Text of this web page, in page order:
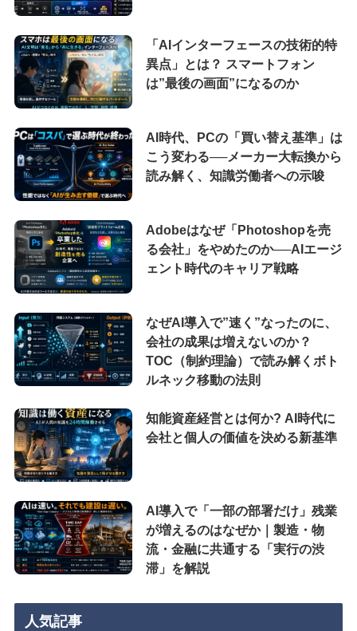
「AIインターフェースの技術的特
異点」とは？ スマートフォン
は”最後の画面”になるのか
AI時代、PCの「買い替え基準」は
こう変わる──メーカー大転換から
読み解く、知識労働者への示唆
Adobeはなぜ「Photoshopを売
る会社」をやめたのか──AIエージ
ェント時代のキャリア戦略
なぜAI導入で”速く”なったのに、
会社の成果は増えないのか？
TOC（制約理論）で読み解くボト
ルネック移動の法則
知能資産経営とは何か? AI時代に
会社と個人の価値を決める新基準
AI導入で「一部の部署だけ」残業
が増えるのはなぜか｜製造・物
流・金融に共通する「実行の渋
滞」を解説
人気記事